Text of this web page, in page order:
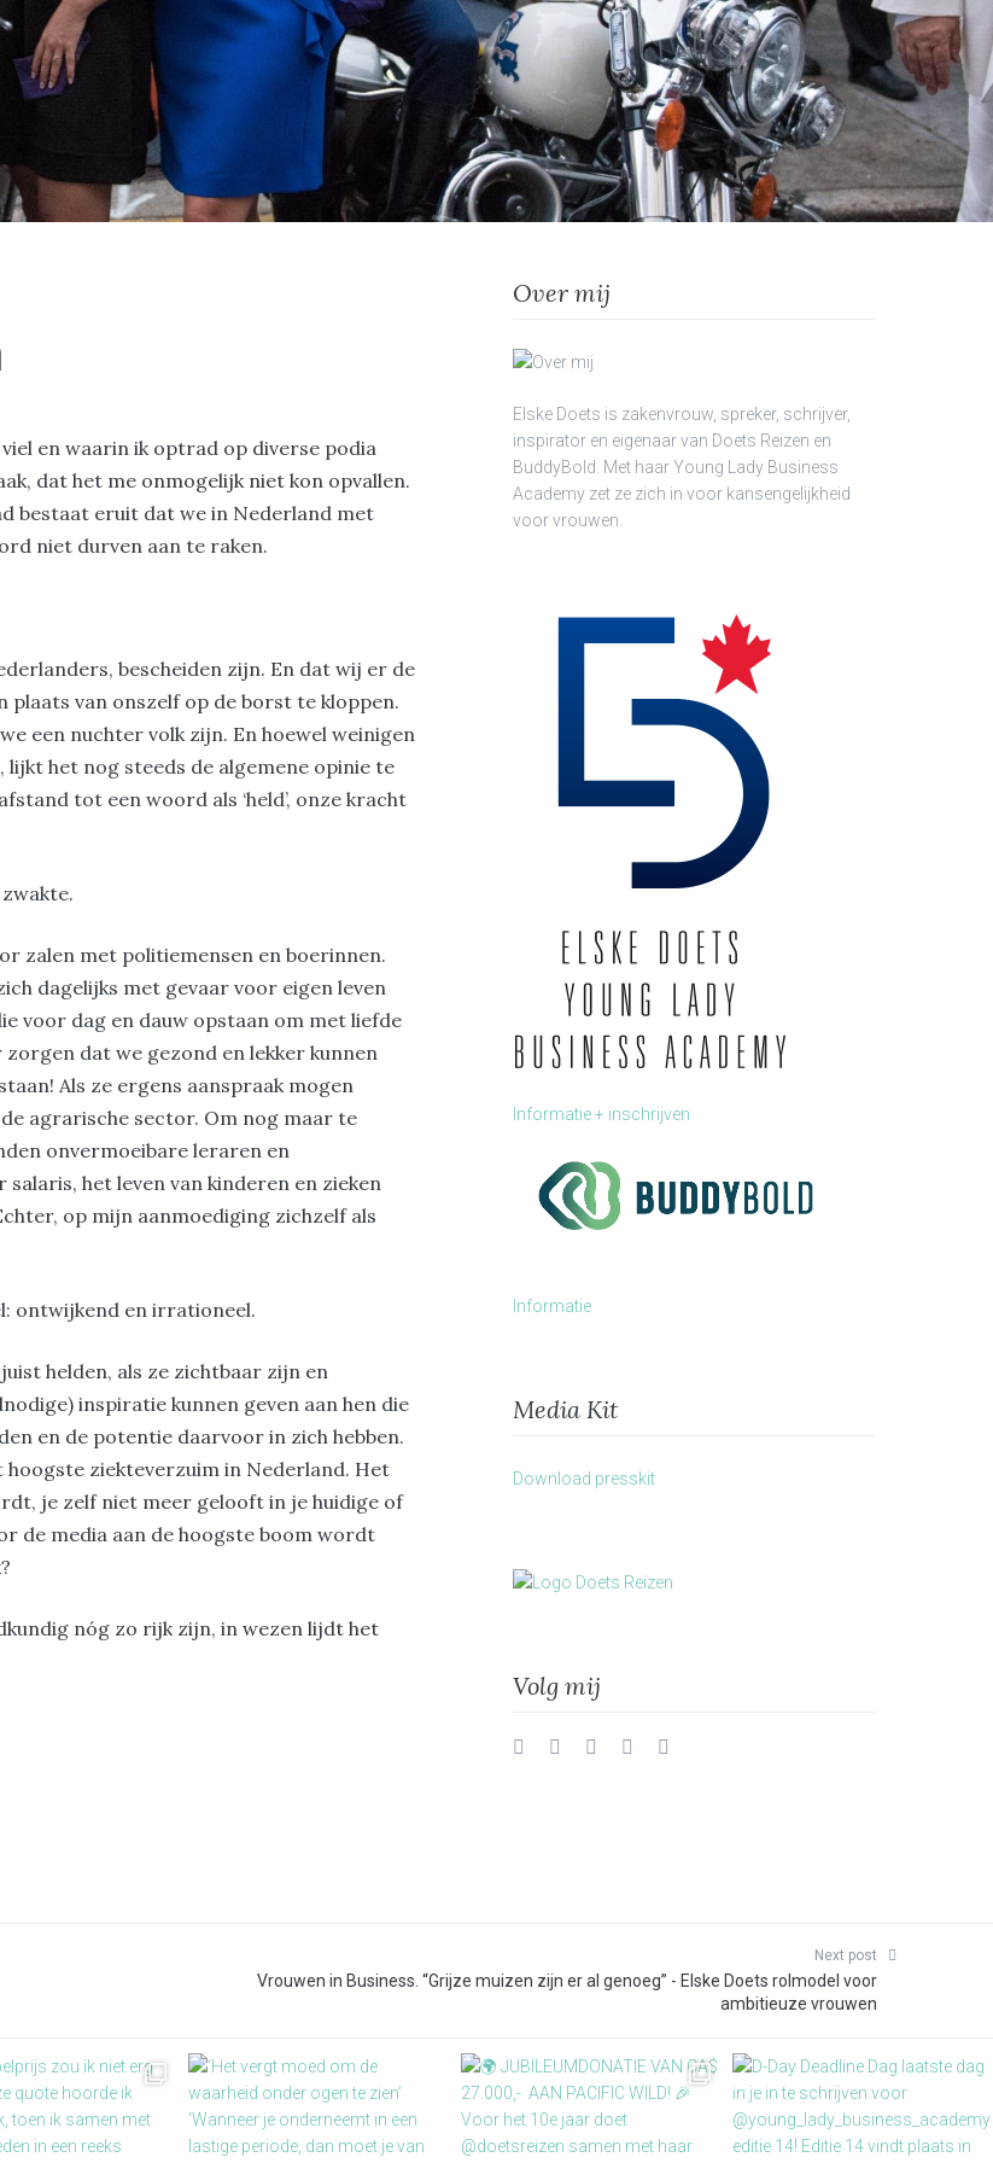
en waarin ik optrad op diverse podia
dat het me onmogelijk niet kon opvallen.
bestaat eruit dat we in Nederland met
niet durven aan te raken.
bescheiden zijn. En dat wij er de
plaats van onszelf op de borst te kloppen.
een nuchter volk zijn. En hoewel weinigen
het nog steeds de algemene opinie te
tot een woord als ‘held’, onze kracht
zalen met politiemensen en boerinnen.
dagelijks met gevaar voor eigen leven
voor dag en dauw opstaan om met liefde
dat we gezond en lekker kunnen
Als ze ergens aanspraak mogen
de agrarische sector. Om nog maar te
onvermoeibare leraren en
het leven van kinderen en zieken
op mijn aanmoediging zichzelf als
ontwijkend en irrationeel.
helden, als ze zichtbaar zijn en
inspiratie kunnen geven aan hen die
en de potentie daarvoor in zich hebben.
ziekteverzuim in Nederland. Het
je zelf niet meer gelooft in je huidige of
de media aan de hoogste boom wordt
nóg zo rijk zijn, in wezen lijdt het
Over mij
Elske Doets is zakenvrouw, spreker, schrijver,
inspirator en eigenaar van Doets Reizen en
BuddyBold. Met haar Young Lady Business
Academy zet ze zich in voor kansengelijkheid
voor vrouwen.
Informatie + inschrijven
Informatie
Media Kit
Download presskit
Volg mij
TwitterFacebookInstagram
Vimeo
Next post
Vrouwen in Business. “Grijze muizen zijn er al genoeg” - Elske Doets rolmodel voor
ambitieuze vrouwen